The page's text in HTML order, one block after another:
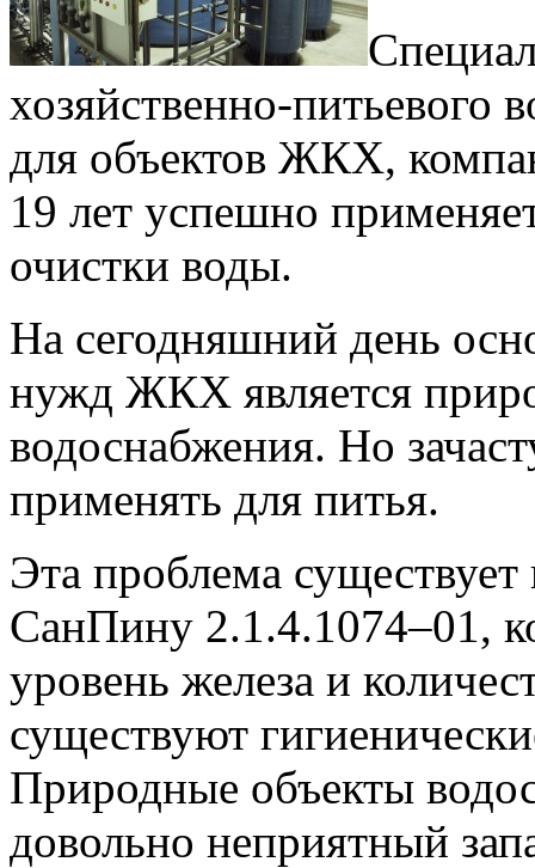
хозяйственно-питьевого
для объектов ЖКХ,
19 лет успешно
очистки воды.
На сегодняшний день
нужд ЖКХ является
водоснабжения. Но
применять для питья.
Эта проблема существует
СанПину 2.1.4.1074–01,
уровень железа и
существуют
Природные объекты
довольно неприятный